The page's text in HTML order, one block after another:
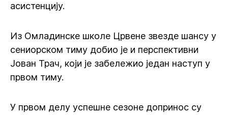
асистенцију.
Из Омладинске школе Црвене звезде шансу у
сениорском тиму добио је и перспективни
Јован Трач, који је забележио један наступ у
првом тиму.
У првом делу успешне сезоне допринос су